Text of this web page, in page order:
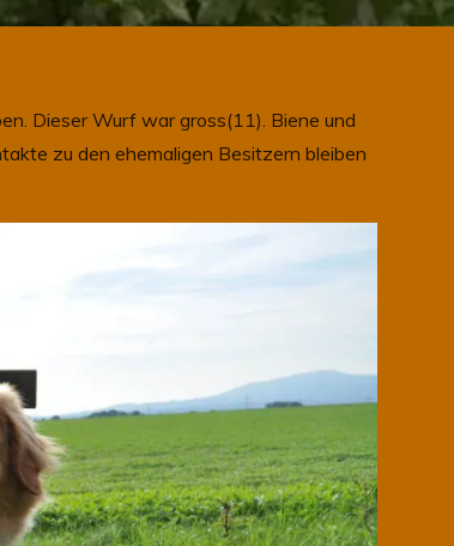
Dieser Wurf war gross(11). Biene und
zu den ehemaligen Besitzern bleiben